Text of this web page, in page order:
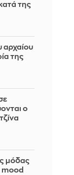
της
της
ο
μόδας
mood